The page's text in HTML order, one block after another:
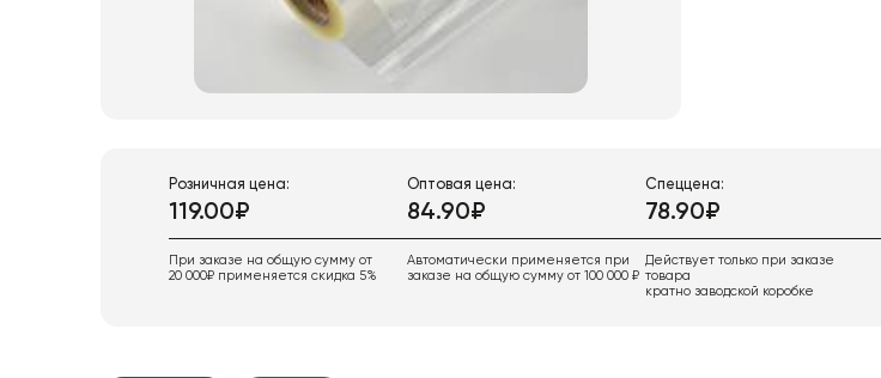
Розничная цена:
119.00₽
При заказе на общую сумму от
20 000₽ применяется скидка 5%
Оптовая цена:
84.90₽
Автоматически применяется при
заказе на общую сумму от 100 000 ₽
Спеццена:
78.90₽
Действует только при заказе
товара
кратно заводской коробке